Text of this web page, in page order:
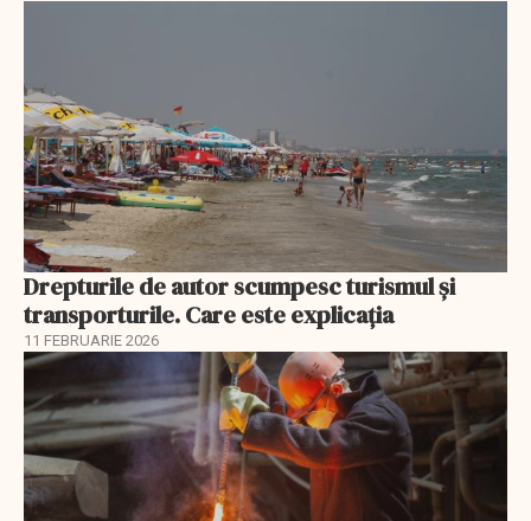
Drepturile de autor scumpesc turismul și
transporturile. Care este explicația
11 FEBRUARIE 2026